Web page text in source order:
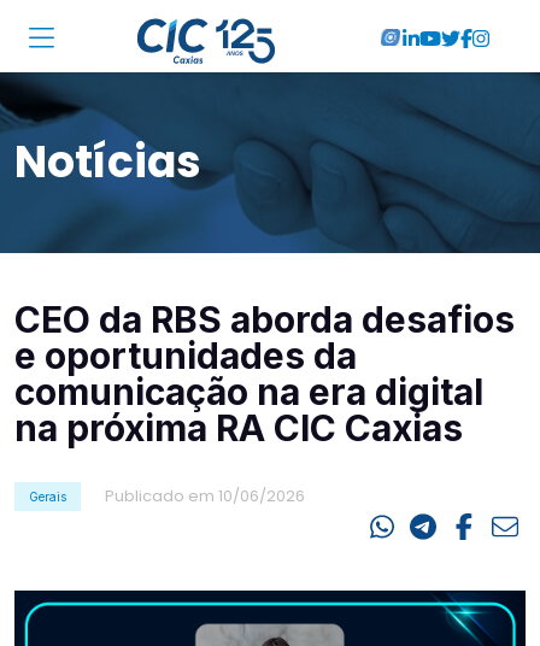
Institucional
Associadas
Soluções
Cursos
RA CIC Caxias
Eventos
Notícias
Notícias
CEO da RBS aborda desafios
e oportunidades da
comunicação na era digital
na próxima RA CIC Caxias
Gerais Publicado em 10/06/2026